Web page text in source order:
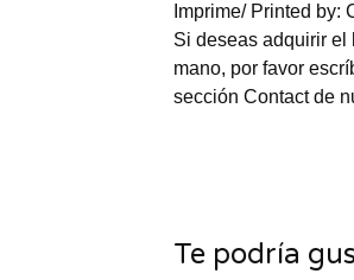
Imprime/ Printed by:
Si deseas adquirir el
mano, por favor
sección Contact de
Te podría